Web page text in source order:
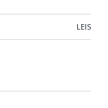
LEIS